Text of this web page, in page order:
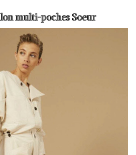
multi-poches Soeur